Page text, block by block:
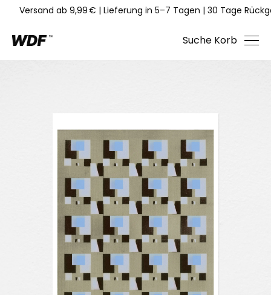
Versand ab 9,99 € | Lieferung in 5–7 Tagen | 30 Tage
Suche Korb